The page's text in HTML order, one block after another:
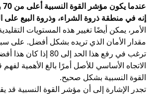
إنه في منطقة ذروة الشراء، وذروة البيع على
الأمر، يمكن أيضًا تغيير هذه المستويات
مقدار الأمان الذي تريده بشكل أفضل. على
ترغب في رفع هذا الحد إلى
الاتجاه الأساسي للأصل أمرًا بالغ الأهمية
القوة النسبية بشكل صحيح.
تجدر الإشارة إلى أن مؤشر القوة النسبية قد